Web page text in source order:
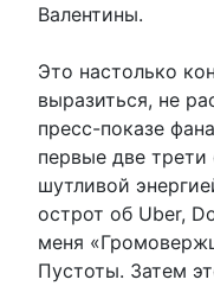
Валентины.
Это настолько
выразиться, не
пресс-показе
первые две
шутливой
острот об Uber,
меня
Пустоты. Затем